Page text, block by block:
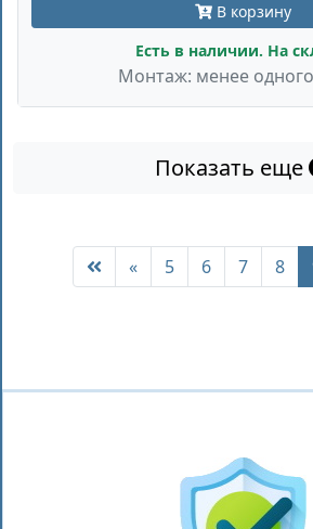
В корзину
Есть в наличии. На
Монтаж: менее
Показать еще
« 5 6 7 8